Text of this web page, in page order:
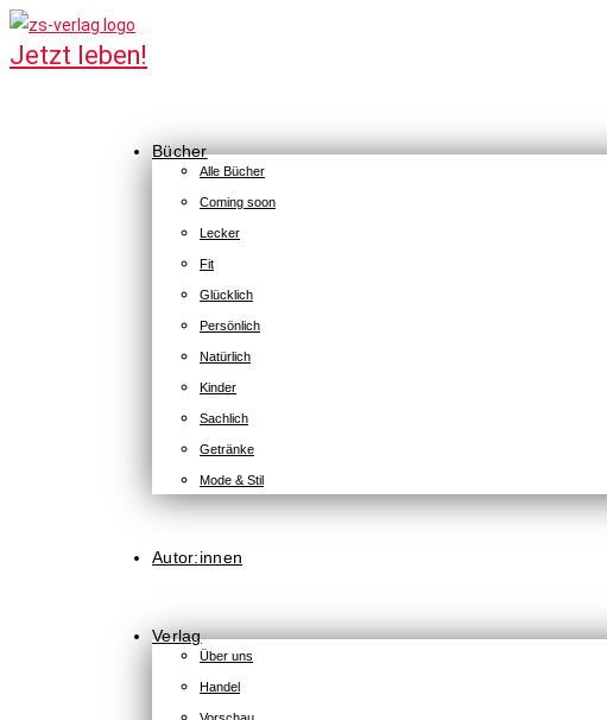
Bücher
Alle Bücher
Coming soon
Lecker
Fit
Glücklich
Persönlich
Natürlich
Kinder
Sachlich
Getränke
Mode & Stil
Autor:innen
Verlag
Über uns
Handel